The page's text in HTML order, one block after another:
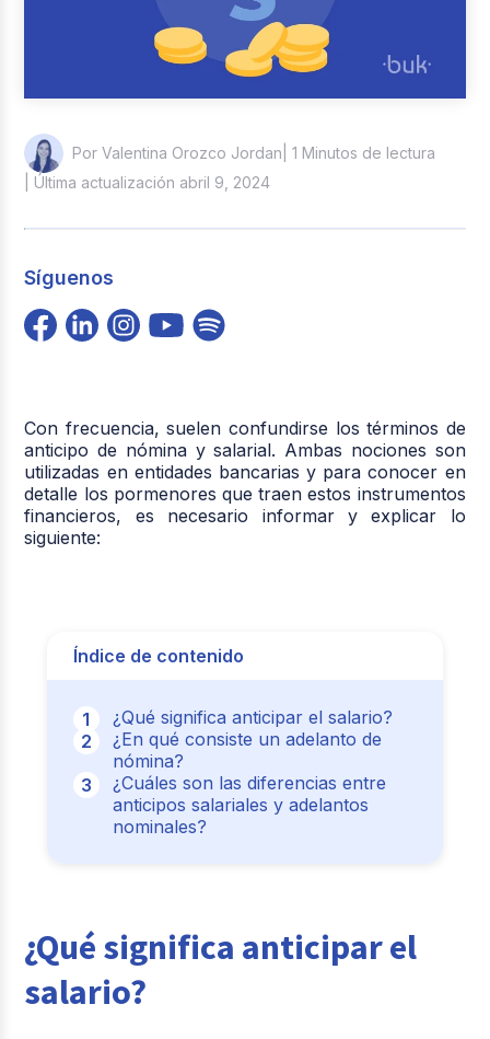
Por Valentina Orozco Jordan | 1 Minutos de lectura
| Última actualización abril 9, 2024
Síguenos
Con frecuencia, suelen confundirse los términos de
anticipo de nómina y salarial. Ambas nociones son
utilizadas en entidades bancarias y para conocer en
detalle los pormenores que traen estos instrumentos
financieros, es necesario informar y explicar lo
siguiente:
Índice de contenido
¿Qué significa anticipar el salario?
¿En qué consiste un adelanto de
nómina?
¿Cuáles son las diferencias entre
anticipos salariales y adelantos
nominales?
¿Qué significa anticipar el
salario?